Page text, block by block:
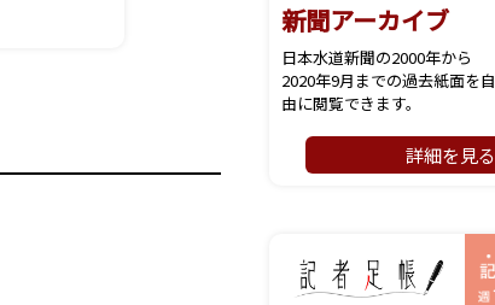
新聞アーカイブ
日本水道新聞の2000年から
2020年9月までの過去紙面を自
由に閲覧できます。
詳細を見る